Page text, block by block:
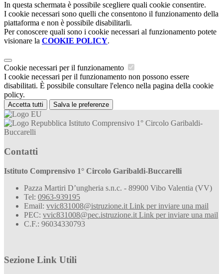
In questa schermata è possibile scegliere quali cookie consentire.
I cookie necessari sono quelli che consentono il funzionamento della
piattaforma e non è possibile disabilitarli.
Per conoscere quali sono i cookie necessari al funzionamento potete
visionare la COOKIE POLICY.
Cookie necessari per il funzionamento
I cookie necessari per il funzionamento non possono essere
disabilitati. È possibile consultare l'elenco nella pagina della cookie
policy.
Accetta tutti Salva le preferenze
Istituto Comprensivo 1° Circolo Garibaldi-
Buccarelli
Contatti
Istituto Comprensivo 1° Circolo Garibaldi-Buccarelli
Pazza Martiri D’ungheria s.n.c. - 89900 Vibo Valentia (VV)
Tel: 0963-939195
Email: vvic831008@istruzione.it Link per inviare una mail
PEC: vvic831008@pec.istruzione.it Link per inviare una mail
C.F.: 96034330793
Sezione Link Utili